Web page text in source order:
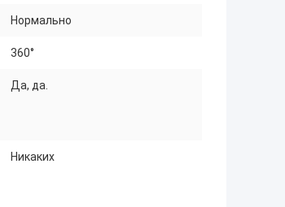
Нормально
360°
Да, да.
Никаких